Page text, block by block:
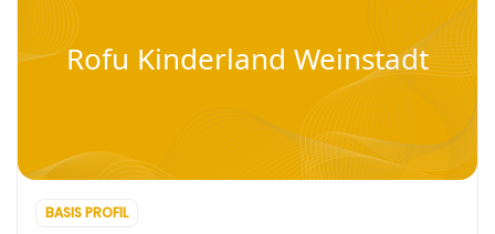
Rofu Kinderland Weinstadt
BASIS PROFIL